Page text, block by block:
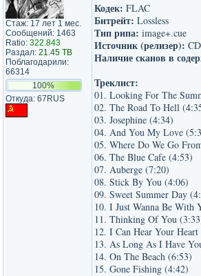
Стаж: 17 лет 1 мес.
Сообщений: 1463
Ratio: 322.843
Раздал: 21.45 TB
Поблагодарили:
66314
100%
Откуда: 67RUS
Кодек: FLAC
Битрейт: Lossless
Тип рипа: image+.cue
Источник (релизер):
Наличие сканов в
Треклист:
01. Looking For The
02. The Road To Hell
03. Josephine (4:34)
04. And You My Love
05. Where Do We Go
06. The Blue Cafe (4:53)
07. Auberge (7:20)
08. Stick By You (4:06)
09. Sweet Summer Day
10. I Just Wanna Be With
11. Thinking Of You
12. I Can Hear Your
13. As Long As I Have
14. On The Beach (6:53)
15. Gone Fishing (4:42)